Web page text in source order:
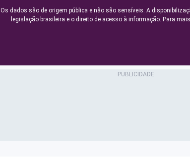
Os dados são de origem pública e não são sensíveis. A
legislação brasileira e o direito de acesso à informação. Para